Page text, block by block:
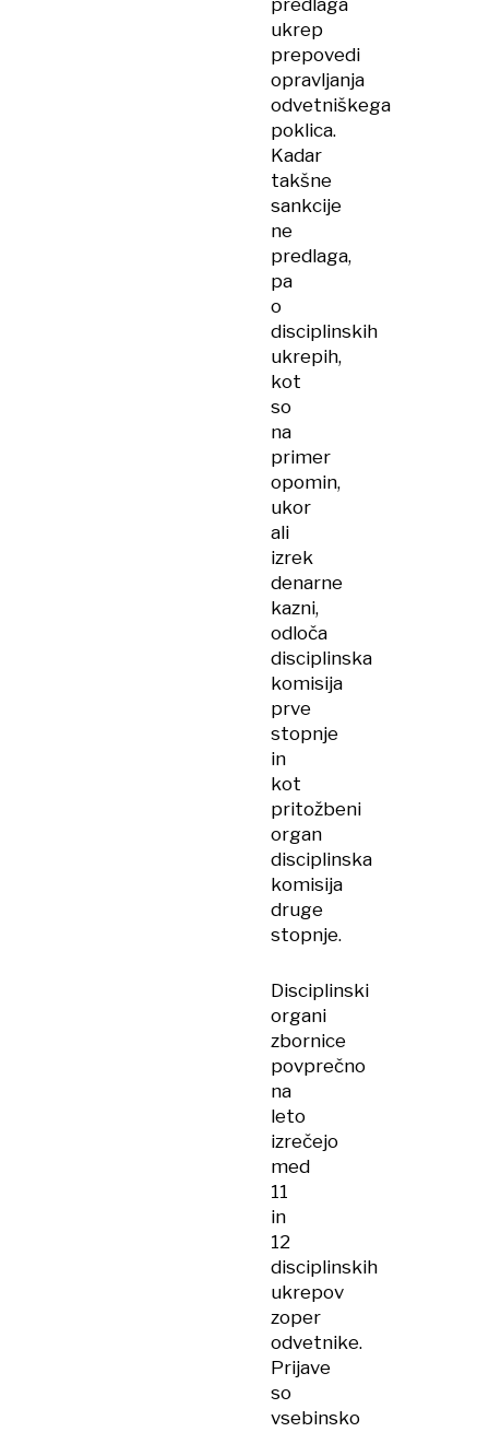
predlaga
ukrep
prepovedi
opravljanja
odvetniškega
poklica.
Kadar
takšne
sankcije
ne
predlaga,
pa
o
disciplinskih
ukrepih,
kot
so
na
primer
opomin,
ukor
ali
izrek
denarne
kazni,
odloča
disciplinska
komisija
prve
stopnje
in
kot
pritožbeni
organ
disciplinska
komisija
druge
stopnje.
Disciplinski
organi
zbornice
povprečno
na
leto
izrečejo
med
11
in
12
disciplinskih
ukrepov
zoper
odvetnike.
Prijave
so
vsebinsko